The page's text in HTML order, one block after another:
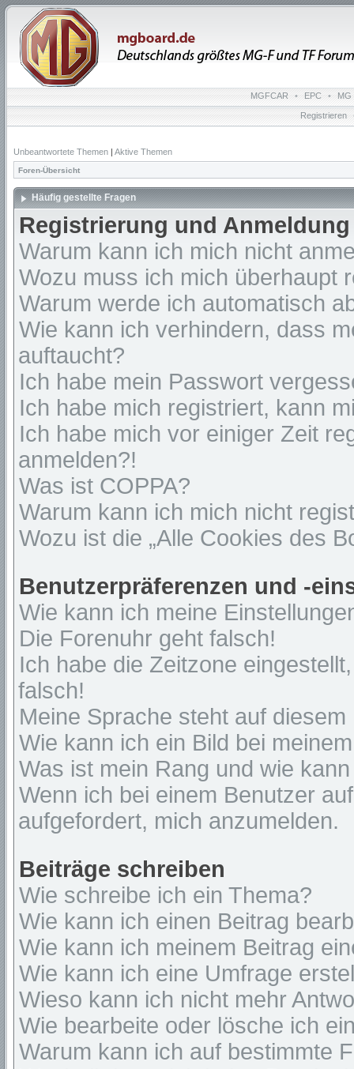
MGFCAR • EPC • MG
Registrieren
Unbeantwortete Themen | Aktive Themen
Foren-Übersicht
Häufig gestellte Fragen
Registrierung und Anmeldung
Warum kann ich mich nicht
Wozu muss ich mich überhaupt
Warum werde ich automatisch
Wie kann ich verhindern, dass
auftaucht?
Ich habe mein Passwort
Ich habe mich registriert, kann
Ich habe mich vor einiger Zeit
anmelden?!
Was ist COPPA?
Warum kann ich mich nicht
Wozu ist die „Alle Cookies des
Benutzerpräferenzen und -
Wie kann ich meine
Die Forenuhr geht falsch!
Ich habe die Zeitzone
falsch!
Meine Sprache steht auf
Wie kann ich ein Bild bei
Was ist mein Rang und wie
Wenn ich bei einem Benutzer
aufgefordert, mich anzumelden.
Beiträge schreiben
Wie schreibe ich ein Thema?
Wie kann ich einen Beitrag
Wie kann ich meinem Beitrag
Wie kann ich eine Umfrage
Wieso kann ich nicht mehr
Wie bearbeite oder lösche ich
Warum kann ich auf bestimmte